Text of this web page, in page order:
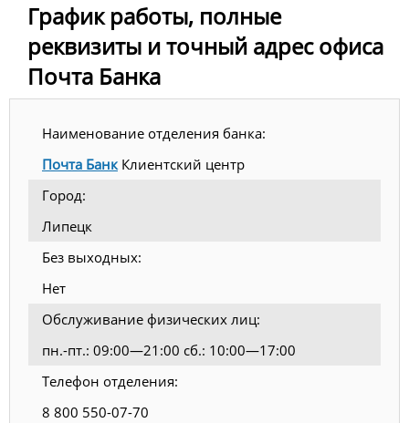
График работы, полные
реквизиты и точный адрес офиса
Почта Банка
Наименование отделения банка:
Почта БанкКлиентский центр
Город:
Липецк
Без выходных:
Нет
Обслуживание физических лиц:
пн.-пт.: 09:00—21:00 сб.: 10:00—17:00
Телефон отделения:
8 800 550-07-70